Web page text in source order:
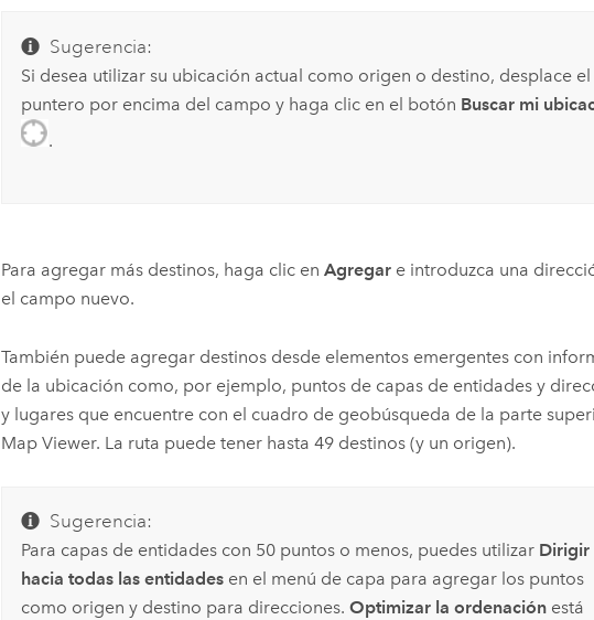
Sugerencia:
Si desea utilizar su ubicación actual como origen o destino, desplace el
puntero por encima del campo y haga clic en el botón Buscar mi
.
Para agregar más destinos, haga clic en Agregare introduzca una
el campo nuevo.
También puede agregar destinos desde elementos emergentes con
de la ubicación como, por ejemplo, puntos de capas de entidades y
y lugares que encuentre con el cuadro de geobúsqueda de la parte
Map Viewer. La ruta puede tener hasta 49 destinos (y un origen).
Sugerencia:
Para capas de entidades con 50 puntos o menos, puedes utilizar Dirigir
hacia todas las entidades en el menú de capa para agregar los puntos
como origen y destino para direcciones.Optimizar la ordenación está